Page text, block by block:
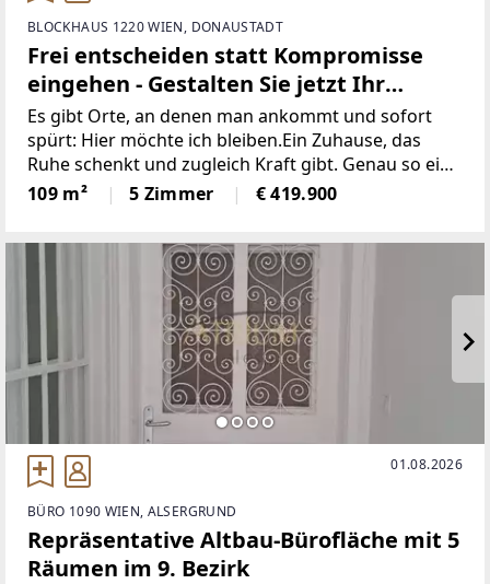
BLOCKHAUS 1220 WIEN, DONAUSTADT
Frei entscheiden statt Kompromisse
eingehen - Gestalten Sie jetzt Ihr
persönliches Traumhaus.
Es gibt Orte, an denen man ankommt und sofort
spürt: Hier möchte ich bleiben.Ein Zuhause, das
Ruhe schenkt und zugleich Kraft gibt. Genau so ein
Projekt entsteht in der Duchekgasse 67 im
idyllischen 22. Bezirk. Modern, liebevoll und gut
109 m² 5 Zimmer € 419.900
01.08.2026
BÜRO 1090 WIEN, ALSERGRUND
Repräsentative Altbau-Bürofläche mit 5
Räumen im 9. Bezirk